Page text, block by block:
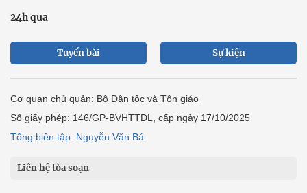
24h qua
Tuyến bài Sự kiện
Cơ quan chủ quản: Bộ Dân tộc và Tôn giáo
Số giấy phép: 146/GP-BVHTTDL, cấp ngày 17/10/2025
Tổng biên tập: Nguyễn Văn Bá
Liên hệ tòa soạn